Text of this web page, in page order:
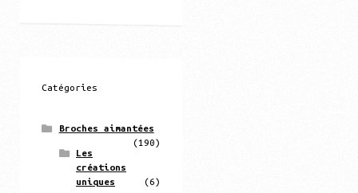
Catégories
Broches aimantées
(190)
Les
créations
uniques
(6)